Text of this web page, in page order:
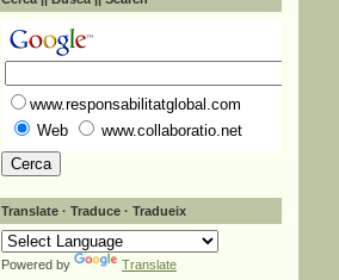
www.responsabilitatglobal.com
Web
www.collaboratio.net
Translate · Traduce · Tradueix
Powered by Translate